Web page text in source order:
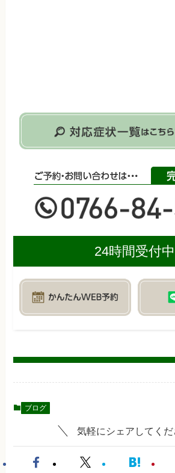
24時間受付中
ブログ
気軽にシェアしてくだ